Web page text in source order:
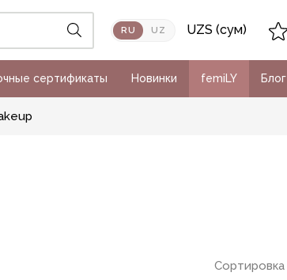
RU UZ UZS (сум)
сертификаты Новинки femiLY Блог
Сортировка